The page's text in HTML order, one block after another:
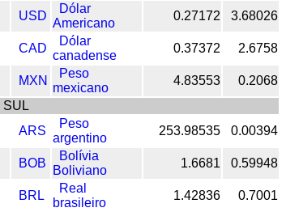
USD
Dólar
Americano
0.27172 3.68026
CAD
Dólar
canadense
0.37372 2.6758
MXN
Peso
mexicano
4.83553
0.2068
SUL
ARS
Peso
argentino
253.98535 0.00394
BOB
Bolívia
Boliviano
1.6681 0.59948
BRL
Real
brasileiro
1.42836
0.7001